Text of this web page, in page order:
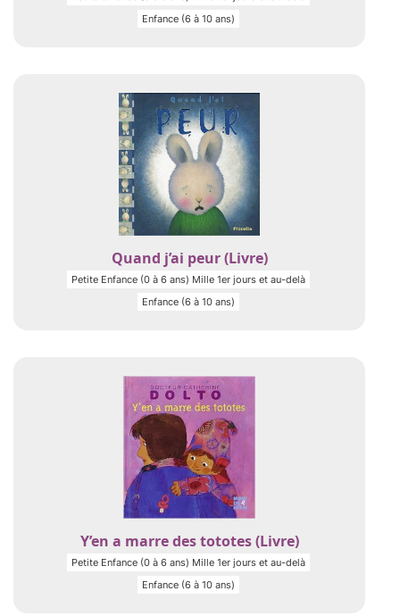
Enfance (6 à 10 ans)
Quand j’ai peur (Livre)
Petite Enfance (0 à 6 ans) Mille 1er jours et au-delà
Enfance (6 à 10 ans)
Y’en a marre des tototes (Livre)
Petite Enfance (0 à 6 ans) Mille 1er jours et au-delà
Enfance (6 à 10 ans)